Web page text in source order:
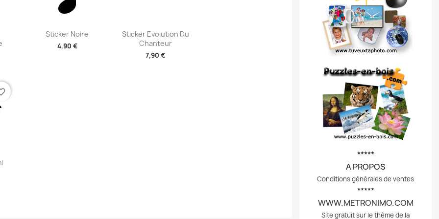
Aperçu rapide
Sticker Noire
4,90 €
Aperçu rapide
+2
Sticker Evolution Du
Chanteur
7,90 €
*****
A PROPOS
Conditions générales de ventes
*****
WWW.METRONIMO.COM
Site gratuit sur le thème de la